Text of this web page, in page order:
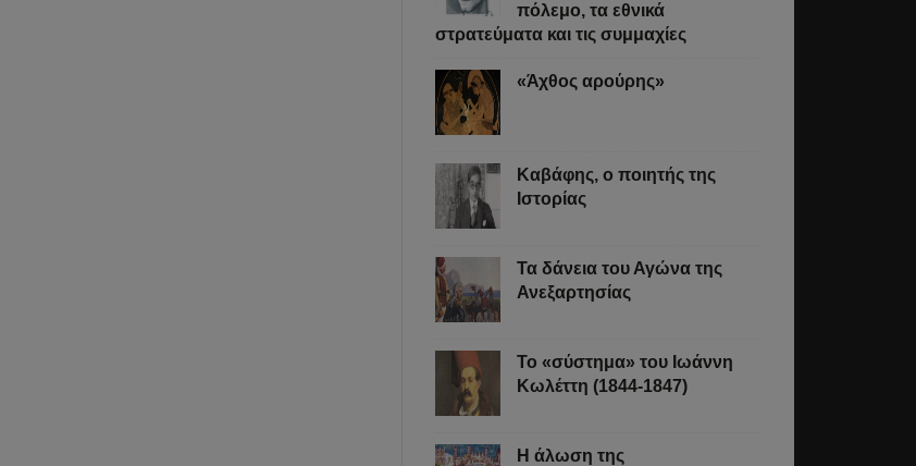
πόλεμο, τα εθνικά
στρατεύματα και τις συμμαχίες
«Άχθος αρούρης»
Καβάφης, ο ποιητής της
Ιστορίας
Τα δάνεια του Αγώνα της
Ανεξαρτησίας
Το «σύστημα» του Ιωάννη
Κωλέττη (1844-1847)
Η άλωση της